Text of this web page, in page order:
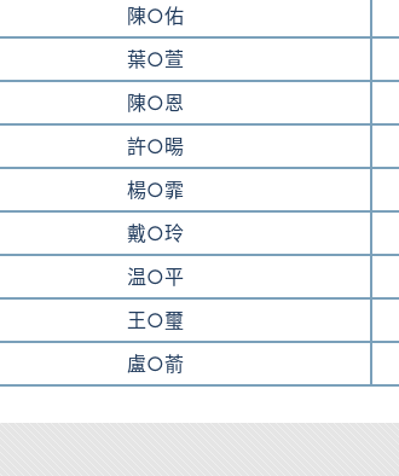
陳○佑
葉○萱
陳○恩
許○暘
楊○霏
戴○玲
温○平
王○璽
盧○萮